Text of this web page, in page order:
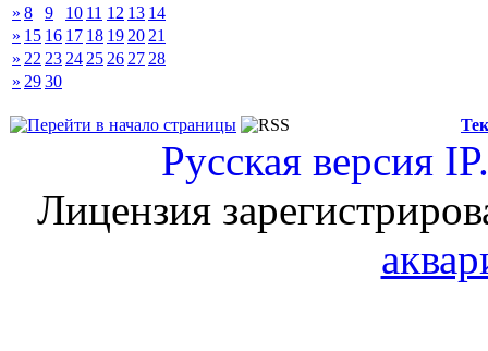
» 8 9 10 11 12 13 14
» 15 16 17 18 19 20 21
» 22 23 24 25 26 27 28
» 2930
Русская версия
Лицензия